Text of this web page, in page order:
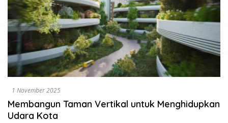
1 November 2025
Membangun Taman Vertikal untuk Menghidupkan
Udara Kota